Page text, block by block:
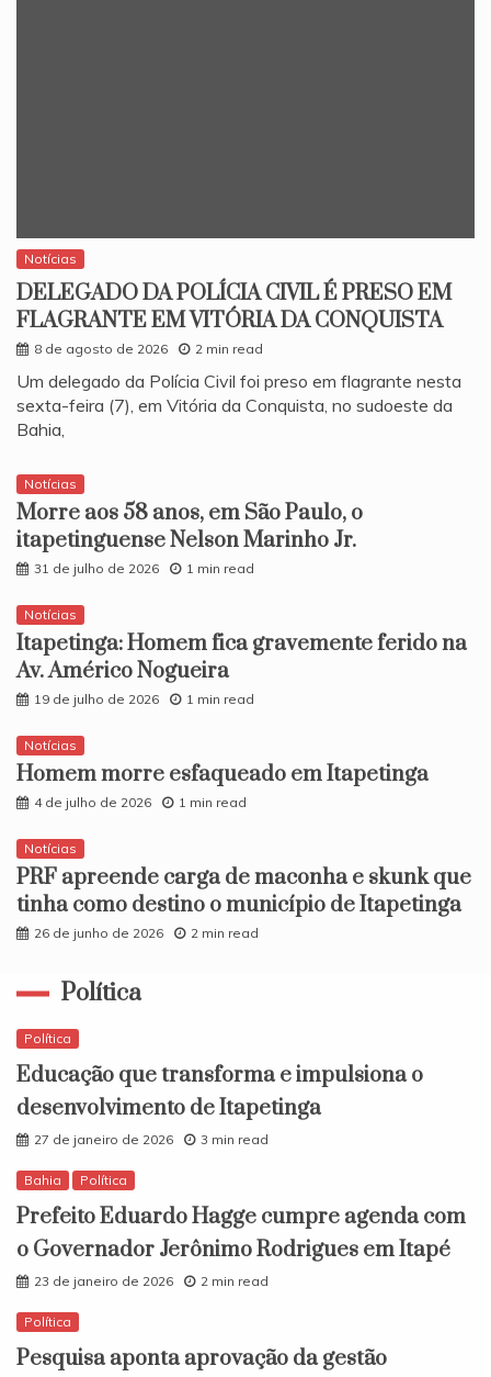
Notícias
DELEGADO DA POLÍCIA CIVIL É PRESO EM
FLAGRANTE EM VITÓRIA DA CONQUISTA
8 de agosto de 2026 2 min read
​Um delegado da Polícia Civil foi preso em flagrante nesta
sexta-feira (7), em Vitória da Conquista, no sudoeste da
Bahia,
Notícias
Morre aos 58 anos, em São Paulo, o
itapetinguense Nelson Marinho Jr.
31 de julho de 2026 1 min read
Notícias
Itapetinga: Homem fica gravemente ferido na
Av. Américo Nogueira
19 de julho de 2026 1 min read
Notícias
Homem morre esfaqueado em Itapetinga
4 de julho de 2026 1 min read
Notícias
PRF apreende carga de maconha e skunk que
tinha como destino o município de Itapetinga
26 de junho de 2026 2 min read
Política
Política
Educação que transforma e impulsiona o
desenvolvimento de Itapetinga
27 de janeiro de 2026 3 min read
Bahia Política
Prefeito Eduardo Hagge cumpre agenda com
o Governador Jerônimo Rodrigues em Itapé
23 de janeiro de 2026 2 min read
Política
Pesquisa aponta aprovação da gestão